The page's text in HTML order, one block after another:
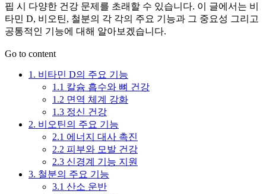
핍 시 다양한 건강 문제를 초래할 수 있습니다. 이 글에서는 비
타민 D, 비오틴, 철분의 각 각의 주요 기능과 그 중요성 그리고
공통적인 기능에 대해 알아보겠습니다.
Go to content
1. 비타민 D의 주요 기능
1.1 칼슘 흡수와 뼈 건강
1.2 면역 체계 강화
1.3 정신 건강
2. 비오틴의 주요 기능
2.1 에너지 대사 촉진
2.2 피부와 모발 건강
2.3 신경계 기능 지원
3. 철분의 주요 기능
3.1 산소 운반